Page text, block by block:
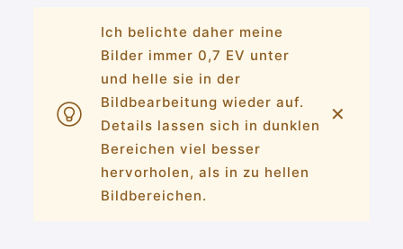
Ich belichte daher meine
Bilder immer 0,7 EV unter
und helle sie in der
Bildbearbeitung wieder auf.
Details lassen sich in dunklen
Bereichen viel besser
hervorholen, als in zu hellen
Bildbereichen.
✕